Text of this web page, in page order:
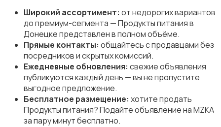
Организация праздников
Фото- и видеосъемка
Широкий ассортимент: от недорогих вариантов
до премиум-сегмента — Продукты питания в
Донецке представлен в полном объёме.
Прямые контакты: общайтесь с продавцами без
посредников и скрытых комиссий.
Ежедневные обновления: свежие объявления
публикуются каждый день — вы не пропустите
выгодное предложение.
Бесплатное размещение: хотите продать
Продукты питания? Подайте объявление на MZKA
за пару минут бесплатно.